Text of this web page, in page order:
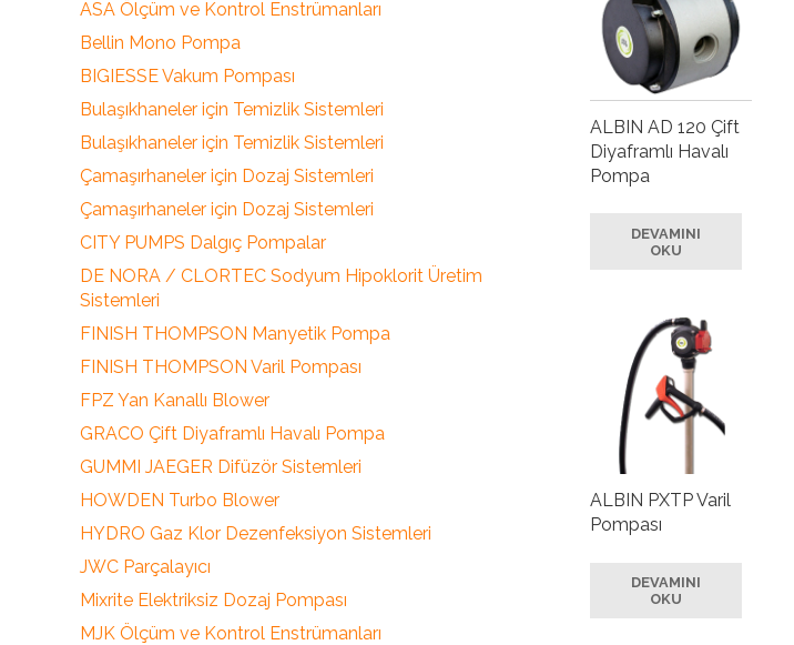
ALBIN AD 120 Çift
Diyaframlı Havalı
Pompa
DEVAMINI
OKU
ALBIN PXTP Varil
Pompası
DEVAMINI
OKU
ASA Ölçüm ve Kontrol Enstrümanları
Bellin Mono Pompa
BIGIESSE Vakum Pompası
Bulaşıkhaneler için Temizlik Sistemleri
Bulaşıkhaneler için Temizlik Sistemleri
Çamaşırhaneler için Dozaj Sistemleri
Çamaşırhaneler için Dozaj Sistemleri
CITY PUMPS Dalgıç Pompalar
DE NORA / CLORTEC Sodyum Hipoklorit Üretim
Sistemleri
FINISH THOMPSON Manyetik Pompa
FINISH THOMPSON Varil Pompası
FPZ Yan Kanallı Blower
GRACO Çift Diyaframlı Havalı Pompa
GUMMI JAEGER Difüzör Sistemleri
HOWDEN Turbo Blower
HYDRO Gaz Klor Dezenfeksiyon Sistemleri
JWC Parçalayıcı
Mixrite Elektriksiz Dozaj Pompası
MJK Ölçüm ve Kontrol Enstrümanları